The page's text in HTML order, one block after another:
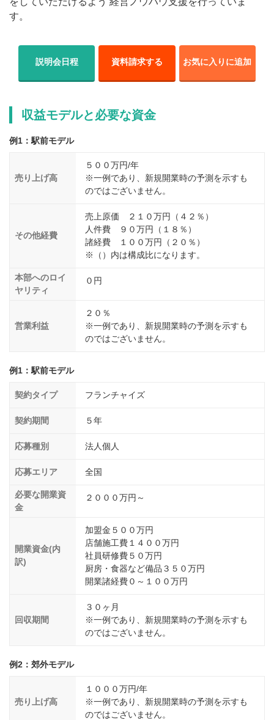
す。
説明会日程 資料請求する お気に入りに追加
収益モデルと必要な資金
例1：駅前モデル
売り上げ高
５００万円/年
※一例であり、新規開業時の予測を示すも
のではございません。
その他経費
売上原価 ２１０万円（４２％）
人件費 ９０万円（１８％）
諸経費 １００万円（２０％）
※（）内は構成比になります。
本部へのロイ
ヤリティ
０円
営業利益
２０％
※一例であり、新規開業時の予測を示すも
のではございません。
例1：駅前モデル
契約タイプ フランチャイズ
契約期間 ５年
応募種別 法人個人
応募エリア 全国
必要な開業資
金
２０００万円～
開業資金(内
訳)
加盟金５００万円
店舗施工費１４００万円
社員研修費５０万円
厨房・食器など備品３５０万円
開業諸経費０～１００万円
回収期間
３０ヶ月
※一例であり、新規開業時の予測を示すも
のではございません。
例2：郊外モデル
売り上げ高
１０００万円/年
※一例であり、新規開業時の予測を示すも
のではございません。